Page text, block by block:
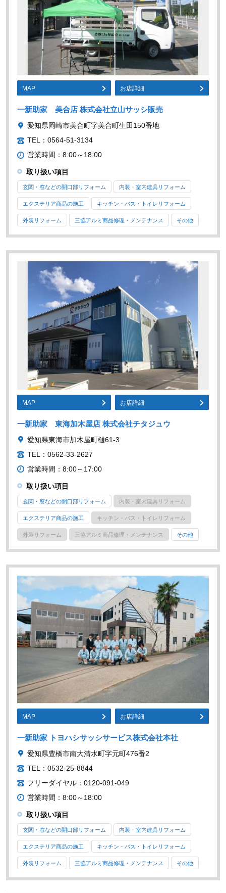
MAP お店詳細
一新助家 美合店 株式会社立山サッシ販売
愛知県岡崎市美合町字美合町生田150番地
TEL：0564-51-3134
営業時間：8:00～18:00
取り扱い項目
玄関・窓などの開口部リフォーム 内装・室内建具リフォーム
エクステリア商品の施工 キッチン・バス・トイレリフォーム
外装リフォーム 三協アルミ商品修理・メンテナンス その他
MAP お店詳細
一新助家 東海加木屋店 株式会社チタジュウ
愛知県東海市加木屋町樋61-3
TEL：0562-33-2627
営業時間：8:00～17:00
取り扱い項目
玄関・窓などの開口部リフォーム 内装・室内建具リフォーム
エクステリア商品の施工 キッチン・バス・トイレリフォーム
外装リフォーム 三協アルミ商品修理・メンテナンス その他
MAP お店詳細
一新助家 トヨハシサッシサービス株式会社本社
愛知県豊橋市南大清水町字元町476番2
TEL：0532-25-8844
フリーダイヤル：0120-091-049
営業時間：8:00～18:00
取り扱い項目
玄関・窓などの開口部リフォーム 内装・室内建具リフォーム
エクステリア商品の施工 キッチン・バス・トイレリフォーム
外装リフォーム 三協アルミ商品修理・メンテナンス その他